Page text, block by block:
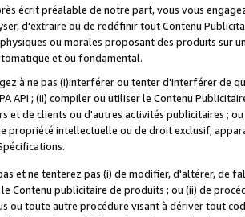
écrit préalable de notre part, vous vous
d'extraire ou de redéfinir tout Contenu
ou morales proposant des produits sur
et ou fondamental.
à ne pas (i)interférer ou tenter d'interférer de
API ; (ii) compiler ou utiliser le Contenu
et de clients ou d'autres activités publicitaires ;
propriété intellectuelle ou de droit exclusif,
et ne tenterez pas (i) de modifier, d'altérer, de
Contenu publicitaire de produits ; ou (ii) de
ou toute autre procédure visant à dériver tout